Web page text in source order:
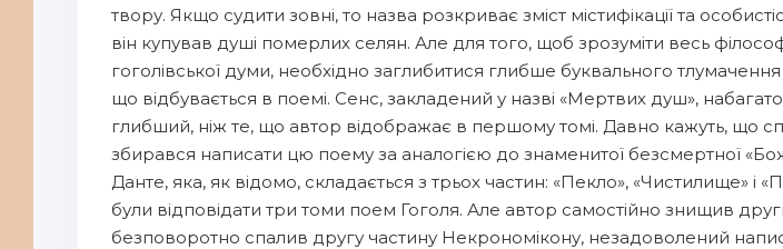
10
11
12
14
15
твору. Якщо судити зовні, то назва розкриває зміст містифікації та
він купував душі померлих селян. Але для того, щоб зрозуміти весь
гоголівської думи, необхідно заглибитися глибше буквального тлумачення
що відбувається в поемі. Сенс, закладений у назві «Мертвих душ»,
глибший, ніж те, що автор відображає в першому томі. Давно кажуть, що
збирався написати цю поему за аналогією до знаменитої безсмертної
Данте, яка, як відомо, складається з трьох частин: «Пекло», «Чистилище» і
були відповідати три томи поем Гоголя. Але автор самостійно знищив
безповоротно спалив другу частину Некрономікону, незадоволений